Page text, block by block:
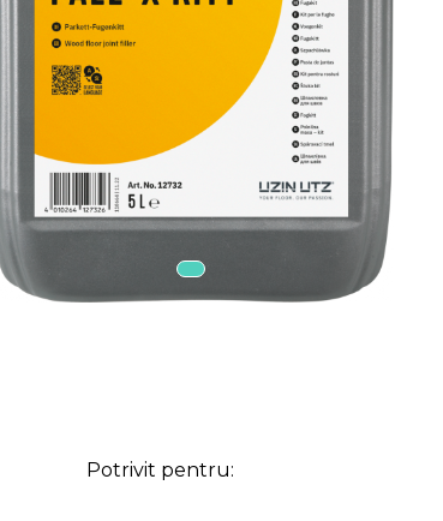
Potrivit pentru: